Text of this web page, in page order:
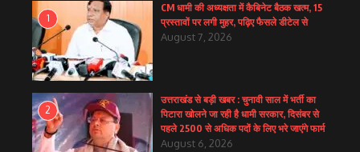
1
CM धामी की अध्यक्षता में कैबिनेट बैठक खत्म, 15
प्रस्तावों पर लगी मुहर, पढ़िए फैसले डीटेल से
August 7, 2026
2
उत्तराखंड से बड़ी खबर : चुनावी साल में भर्ती का
पिटारा खोलने जा रही है धामी सरकार, दिसंबर से
पहले 2500 से अधिक पदों के लिए भरे जाएंगे फार्म
August 6, 2026